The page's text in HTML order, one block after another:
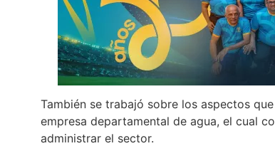
También se trabajó sobre los aspectos
empresa departamental de agua, el cual
administrar el sector.